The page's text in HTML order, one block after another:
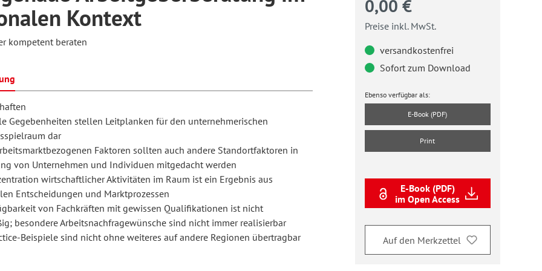
Schule und Unterricht
Arbeit
und
Erwachsenenbildung
Zeitschrift für
Kontext
kompetent beraten
Gegebenheiten stellen Leitplanken für den unternehmerischen
dar
Faktoren sollten auch andere Standortfaktoren in
von Unternehmen und Individuen mitgedacht werden
wirtschaftlicher Aktivitäten im Raum ist ein Ergebnis aus
Entscheidungen und Marktprozessen
von Fachkräften mit gewissen Qualifikationen ist nicht
besondere Arbeitsnachfragewünsche sind nicht immer realisierbar
Beispiele sind nicht ohne weiteres auf andere Regionen übertragbar
0,00 €
Preise inkl. MwSt.
versandkostenfrei
Sofort zum Download
Ebenso verfügbar als:
E-Book (PDF)
Print
E-Book (PDF)
im Open Access
Auf den Merkzettel